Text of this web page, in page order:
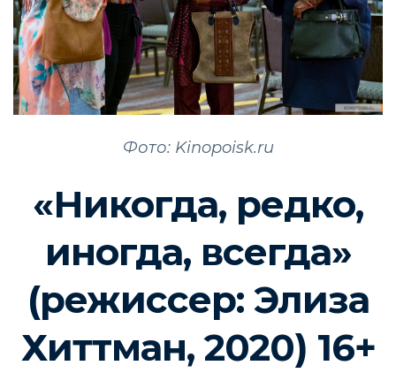
Фото: Kinopoisk.ru
«Никогда, редко,
иногда, всегда»
(режиссер: Элиза
Хиттман, 2020) 16+